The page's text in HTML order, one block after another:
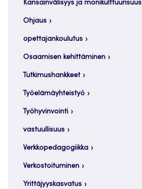
Kansainvälisyys ja monikulttuurisuus
Ohjaus
opettajankoulutus
Osaamisen kehittäminen
Tutkimushankkeet
Työelämäyhteistyö
Työhyvinvointi
vastuullisuus
Verkkopedagogiikka
Verkostoituminen
Yrittäjyyskasvatus